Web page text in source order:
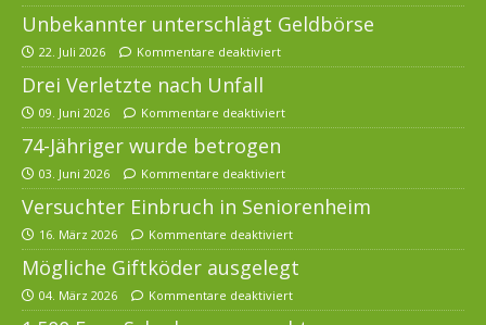
Unbekannter unterschlägt Geldbörse
22. Juli 2026 Kommentare deaktiviert
Drei Verletzte nach Unfall
09. Juni 2026 Kommentare deaktiviert
74-Jähriger wurde betrogen
03. Juni 2026 Kommentare deaktiviert
Versuchter Einbruch in Seniorenheim
16. März 2026 Kommentare deaktiviert
Mögliche Giftköder ausgelegt
04. März 2026 Kommentare deaktiviert